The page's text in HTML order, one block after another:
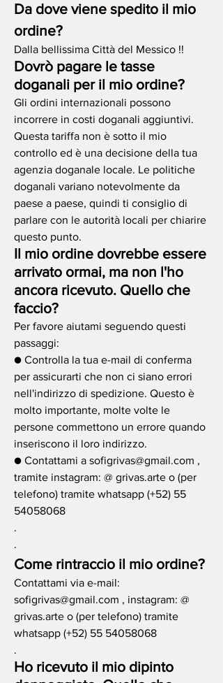
Da dove viene spedito il mio
ordine?
Dalla bellissima Città del Messico !!
Dovrò pagare le tasse
doganali per il mio ordine?
Gli ordini internazionali possono
incorrere in costi doganali aggiuntivi.
Questa tariffa non è sotto il mio
controllo ed è una decisione della tua
agenzia doganale locale. Le politiche
doganali variano notevolmente da
paese a paese, quindi ti consiglio di
parlare con le autorità locali per chiarire
questo punto.
Il mio ordine dovrebbe essere
arrivato ormai, ma non l'ho
ancora ricevuto. Quello che
faccio?
Per favore aiutami seguendo questi
passaggi:
● Controlla la tua e-mail di conferma
per assicurarti che non ci siano errori
nell'indirizzo di spedizione. Questo è
molto importante, molte volte le
persone commettono un errore quando
inseriscono il loro indirizzo.
● Contattami a sofigrivas@gmail.com ,
tramite instagram: @ grivas.arte o (per
telefono) tramite whatsapp (+52) 55
54058068
.
.
Come rintraccio il mio ordine?
Contattami via e-mail:
sofigrivas@gmail.com , instagram: @
grivas.arte o (per telefono) tramite
whatsapp (+52) 55 54058068
.
Ho ricevuto il mio dipinto